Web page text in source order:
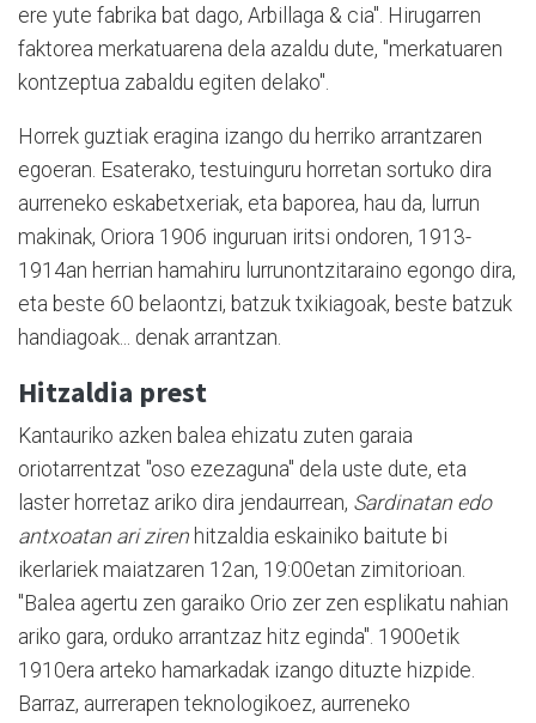
ere yute fabrika bat dago, Arbillaga & cia". Hirugarren
faktorea merkatuarena dela azaldu dute, "merkatuaren
kontzeptua zabaldu egiten delako".
Horrek guztiak eragina izango du herriko arrantzaren
egoeran. Esaterako, testuinguru horretan sortuko dira
aurreneko eskabetxeriak, eta baporea, hau da, lurrun
makinak, Oriora 1906 inguruan iritsi ondoren, 1913-
1914an herrian hamahiru lurrunontzitaraino egongo dira,
eta beste 60 belaontzi, batzuk txikiagoak, beste batzuk
handiagoak... denak arrantzan.
Hitzaldia prest
Kantauriko azken balea ehizatu zuten garaia
oriotarrentzat "oso ezezaguna" dela uste dute, eta
laster horretaz ariko dira jendaurrean, Sardinatan edo
antxoatan ari ziren hitzaldia eskainiko baitute bi
ikerlariek maiatzaren 12an, 19:00etan zimitorioan.
"Balea agertu zen garaiko Orio zer zen esplikatu nahian
ariko gara, orduko arrantzaz hitz eginda". 1900etik
1910era arteko hamarkadak izango dituzte hizpide.
Barraz, aurrerapen teknologikoez, aurreneko